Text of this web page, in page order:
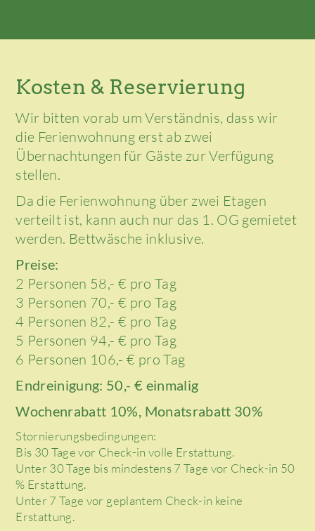
Kosten & Reservierung
Wir bitten vorab um Verständnis, dass wir
die Ferienwohnung erst ab zwei
Übernachtungen für Gäste zur Verfügung
stellen.
Da die Ferienwohnung über zwei Etagen
verteilt ist, kann auch nur das 1. OG gemietet
werden. Bettwäsche inklusive.
Preise:
2 Personen 58,- € pro Tag
3 Personen 70,- € pro Tag
4 Personen 82,- € pro Tag
5 Personen 94,- € pro Tag
6 Personen 106,- € pro Tag
Endreinigung: 50,- € einmalig
Wochenrabatt 10%, Monatsrabatt 30%
Stornierungsbedingungen:
Bis 30 Tage vor Check-in volle Erstattung.
Unter 30 Tage bis mindestens 7 Tage vor Check-in 50
% Erstattung.
Unter 7 Tage vor geplantem Check-in keine
Erstattung.